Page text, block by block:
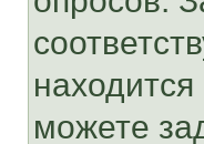
можете